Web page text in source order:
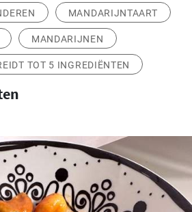
MANDARIJNTAART
MANDARIJNEN
TOT 5 INGREDIËNTEN